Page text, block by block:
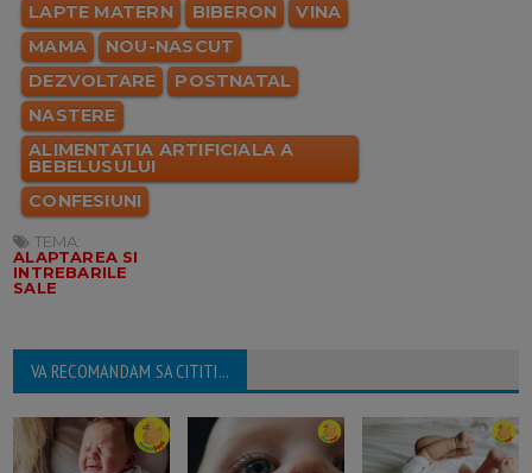
LAPTE MATERN
BIBERON
VINA
MAMA
NOU-NASCUT
DEZVOLTARE
POSTNATAL
NASTERE
ALIMENTATIA ARTIFICIALA A
BEBELUSULUI
CONFESIUNI
TEMA:
ALAPTAREA SI
INTREBARILE
SALE
VA RECOMANDAM SA CITITI...